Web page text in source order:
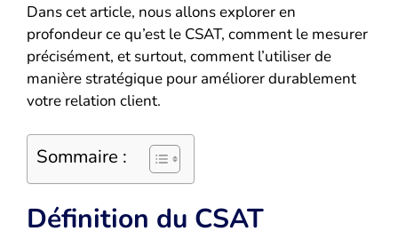
Dans cet article, nous allons explorer en
profondeur ce qu’est le CSAT, comment le mesurer
précisément, et surtout, comment l’utiliser de
manière stratégique pour améliorer durablement
votre relation client.
Sommaire :
Définition du CSAT